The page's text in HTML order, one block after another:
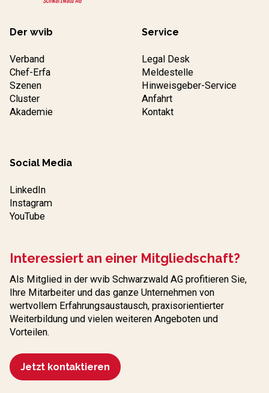
Der wvib
Verband
Chef-Erfa
Szenen
Cluster
Akademie
Service
Legal Desk
Meldestelle
Hinweisgeber-Service
Anfahrt
Kontakt
Social Media
LinkedIn
Instagram
YouTube
Interessiert an einer Mitgliedschaft?
Als Mitglied in der wvib Schwarzwald AG profitieren Sie,
Ihre Mitarbeiter und das ganze Unternehmen von
wertvollem Erfahrungs­austausch, praxisorientierter
Weiterbildung und vielen weiteren Angeboten und
Vorteilen.
Jetzt kontaktieren